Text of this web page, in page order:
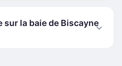
sur la baie de Biscayne